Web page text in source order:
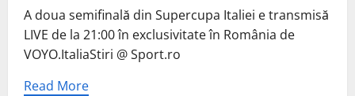
A doua semifinală din Supercupa Italiei e transmisă
LIVE de la 21:00 în exclusivitate în România de
VOYO.ItaliaStiri @ Sport.ro
Read More